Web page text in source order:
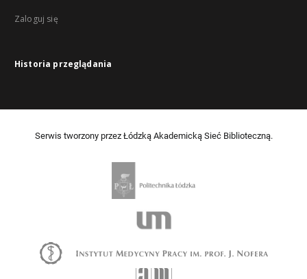
Zaloguj się
Historia przeglądania
Serwis tworzony przez Łódzką Akademicką Sieć Biblioteczną.